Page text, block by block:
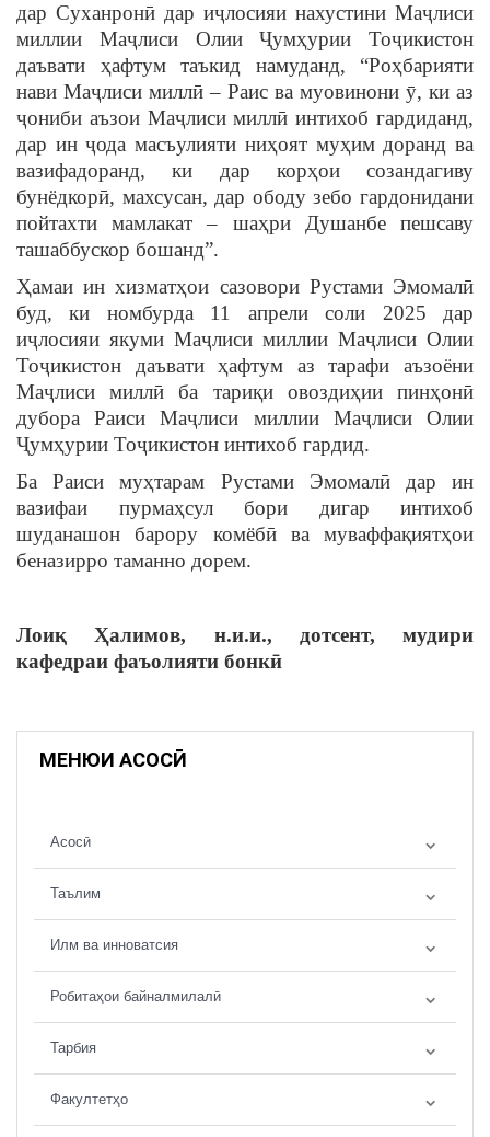
дар Суханронӣ дар иҷлосияи нахустини Маҷлиси
миллии Маҷлиси Олии Ҷумҳурии Тоҷикистон
даъвати ҳафтум таъкид намуданд, “Роҳбарияти
нави Маҷлиси миллӣ – Раис ва муовинони ӯ, ки аз
ҷониби аъзои Маҷлиси миллӣ интихоб гардиданд,
дар ин ҷода масъулияти ниҳоят муҳим доранд ва
вазифадоранд, ки дар корҳои созандагиву
бунёдкорӣ, махсусан, дар ободу зебо гардонидани
пойтахти мамлакат – шаҳри Душанбе пешсаву
ташаббускор бошанд”.
Ҳамаи ин хизматҳои сазовори Рустами Эмомалӣ
буд, ки номбурда 11 апрели соли 2025 дар
иҷлосияи якуми Маҷлиси миллии Маҷлиси Олии
Тоҷикистон даъвати ҳафтум аз тарафи аъзоёни
Маҷлиси миллӣ ба тариқи овоздиҳии пинҳонӣ
дубора Раиси Маҷлиси миллии Маҷлиси Олии
Ҷумҳурии Тоҷикистон интихоб гардид.
Ба Раиси муҳтарам Рустами Эмомалӣ дар ин
вазифаи пурмаҳсул бори дигар интихоб
шуданашон барору комёбӣ ва муваффақиятҳои
беназирро таманно дорем.
Лоиқ Ҳалимов, н.и.и., дотсент, мудири
кафедраи фаъолияти бонкӣ
МЕНЮИ АСОСӢ
Асосӣ
Таълим
Илм ва инноватсия
Робитаҳои байналмилалӣ
Тарбия
Факултетҳо